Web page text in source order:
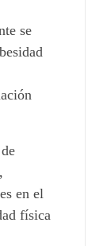
se
en el
física